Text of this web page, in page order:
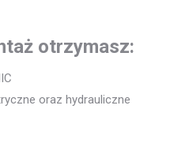
otrzymasz:
oraz hydrauliczne